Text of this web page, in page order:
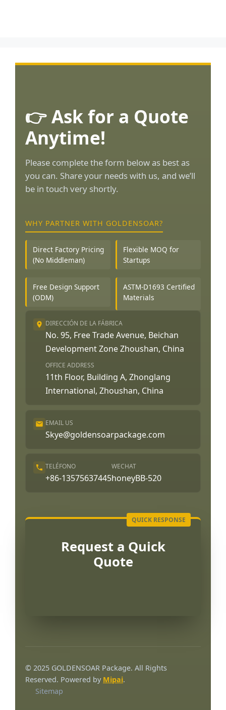
👉 Ask for a Quote
Anytime!
Please complete the form below as best as
you can. Share your needs with us, and we’ll
be in touch very shortly.
WHY PARTNER WITH GOLDENSOAR?
Direct Factory Pricing
(No Middleman)
Flexible MOQ for
Startups
Free Design Support
(ODM)
ASTM-D1693 Certified
Materials
DIRECCIÓN DE LA FÁBRICA
No. 95, Free Trade Avenue, Beichan
Development Zone Zhoushan, China
OFFICE ADDRESS
11th Floor, Building A, Zhonglang
International, Zhoushan, China
EMAIL US
Skye@goldensoarpackage.com
TELÉFONO
+86-13575637445
WECHAT
honeyBB-520
Request a Quick
Quote
© 2025 GOLDENSOAR Package. All Rights
Reserved. Powered by Mipai.
Sitemap